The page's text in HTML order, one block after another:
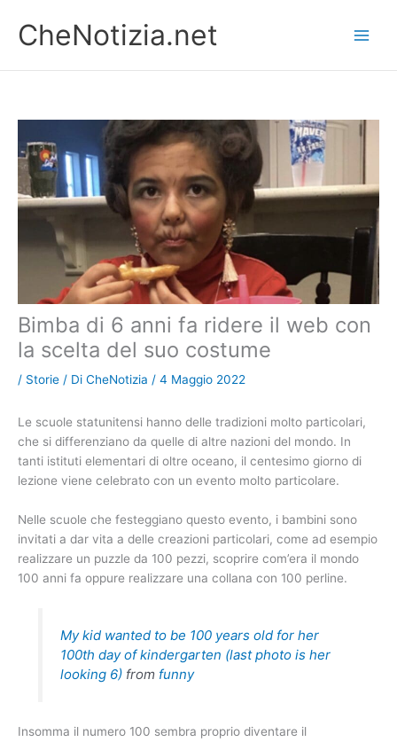
contenuto
CheNotizia.net
Bimba di 6 anni fa ridere il web con
la scelta del suo costume
/ Storie / Di CheNotizia / 4 Maggio 2022
Le scuole statunitensi hanno delle tradizioni molto particolari,
che si differenziano da quelle di altre nazioni del mondo. In
tanti istituti elementari di oltre oceano, il centesimo giorno di
lezione viene celebrato con un evento molto particolare.
Nelle scuole che festeggiano questo evento, i bambini sono
invitati a dar vita a delle creazioni particolari, come ad esempio
realizzare un puzzle da 100 pezzi, scoprire com’era il mondo
100 anni fa oppure realizzare una collana con 100 perline.
My kid wanted to be 100 years old for her
100th day of kindergarten (last photo is her
looking 6)from funny
Insomma il numero 100 sembra proprio diventare il